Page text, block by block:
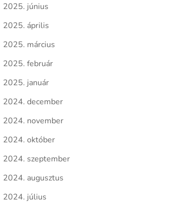
2025. június
2025. április
2025. március
2025. február
2025. január
2024. december
2024. november
2024. október
2024. szeptember
2024. augusztus
2024. július